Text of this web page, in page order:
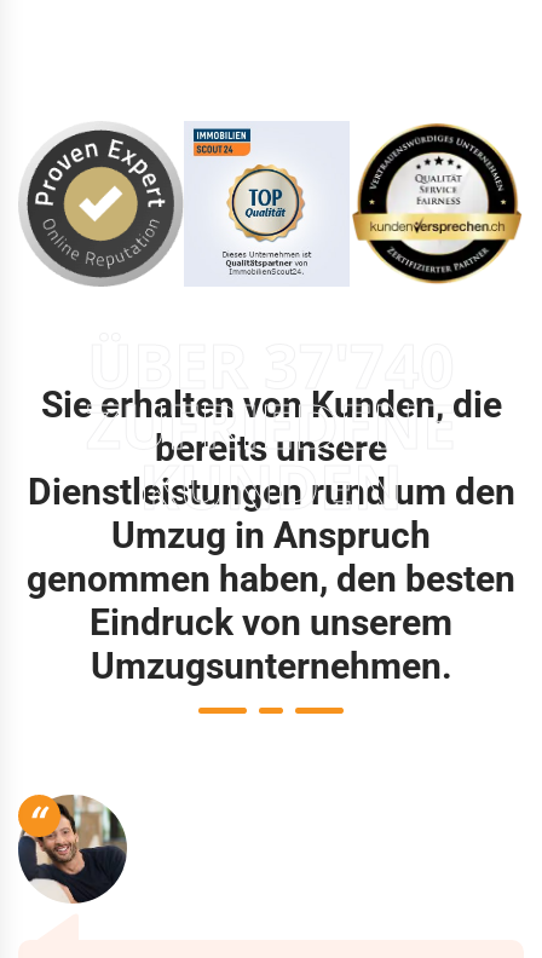
ZUFRIEDENE
KUNDEN
Sie erhalten von Kunden, die
bereits unsere
Dienstleistungen rund um den
Umzug in Anspruch
genommen haben, den besten
Eindruck von unserem
Umzugsunternehmen.
“